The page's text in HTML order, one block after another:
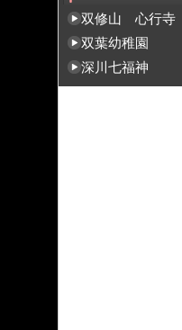
双修山 心行寺
双葉幼稚園
深川七福神